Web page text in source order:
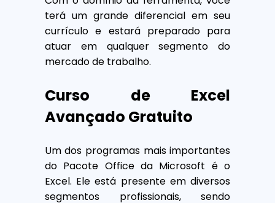
terá um grande diferencial em seu
currículo e estará preparado para
atuar em qualquer segmento do
mercado de trabalho.
Curso de Excel
Avançado Gratuito
Um dos programas mais importantes
do Pacote Office da Microsoft é o
Excel. Ele está presente em diversos
segmentos profissionais, sendo